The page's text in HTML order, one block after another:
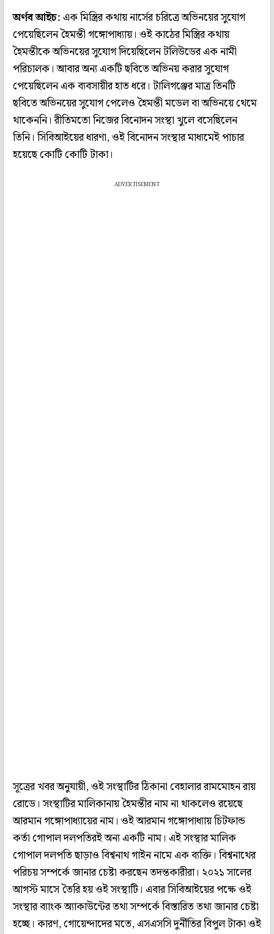
অর্ণব আইচ:এক মিস্ত্রির কথায় নার্সের চরিত্রে অভিনয়ের সুযোগ
পেয়েছিলেন হৈমন্তী গঙ্গোপাধ‌্যায়। ওই কাঠের মিস্ত্রির কথায়
হৈমন্তীকে অভিনয়ের সুযোগ দিয়েছিলেন টলিউডের এক নামী
পরিচালক। আবার অন‌্য একটি ছবিতে অভিনয় করার সুযোগ
পেয়েছিলেন এক ব‌্যবসায়ীর হাত ধরে। টালিগঞ্জের মাত্র তিনটি
ছবিতে অভিনয়ের সুযোগ পেলেও হৈমন্তী মডেল বা অভিনয়ে থেমে
থাকেননি। রীতিমতো নিজের বিনোদন সংস্থা খুলে বসেছিলেন
তিনি। সিবিআইয়ের ধারণা, ওই বিনোদন সংস্থার মাধ‌্যমেই পাচার
হয়েছে কোটি কোটি টাকা।
ADVERTISEMENT
সূত্রের খবর অনুযায়ী, ওই সংস্থাটির ঠিকানা বেহালার রামমোহন রায়
রোডে। সংস্থাটির মালিকানায় হৈমন্তীর নাম না থাকলেও রয়েছে
আরমান গঙ্গোপাধ‌্যায়ের নাম। ওই আরমান গঙ্গোপাধ‌্যায় চিটফান্ড
কর্তা গোপাল দলপতিরই অন‌্য একটি নাম। এই সংস্থার মালিক
গোপাল দলপতি ছাড়াও বিশ্বনাথ গাইন নামে এক ব‌্যক্তি। বিশ্বনাথের
পরিচয় সম্পর্কে জানার চেষ্টা করছেন তদন্তকারীরা। ২০২১ সালের
আগস্ট মাসে তৈরি হয় ওই সংস্থাটি। এবার সিবিআইয়ের পক্ষে ওই
সংস্থার ব‌্যাংক অ‌্যাকাউন্টের তথ‌্য সম্পর্কে বিস্তারিত তথ‌্য জানার চেষ্টা
হচ্ছে। কারণ, গোয়েন্দাদের মতে, এসএসসি দুর্নীতির বিপুল টাকা ওই